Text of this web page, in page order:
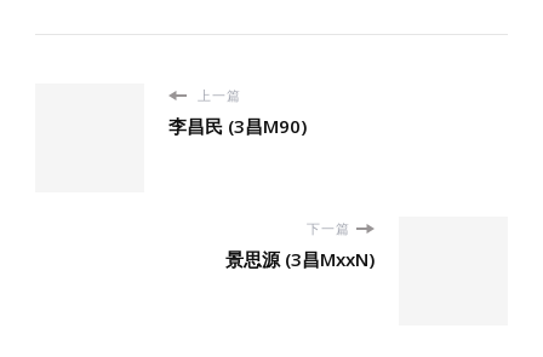
上一篇
李昌民 (3昌M90)
下一篇
景思源 (3昌MxxN)